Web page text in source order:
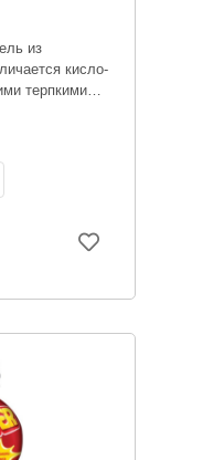
из
кисло-
терпкими
носит
является
может
может